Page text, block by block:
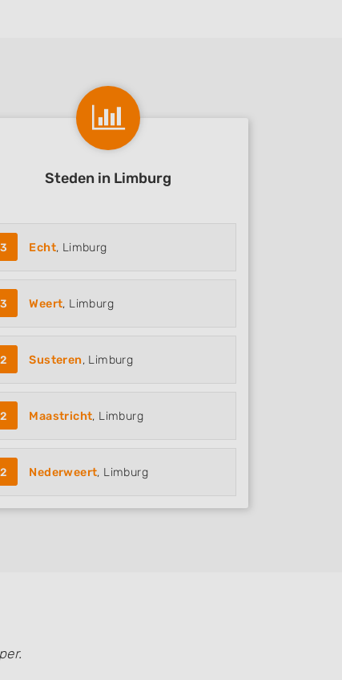
Steden in Limburg
3 Echt, Limburg
3 Weert, Limburg
2 Susteren, Limburg
2 Maastricht, Limburg
2 Nederweert, Limburg